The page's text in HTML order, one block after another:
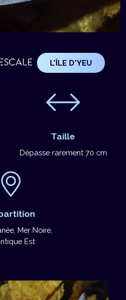
L'ÎLE D'YEU
Taille
Dépasse rarement 70 cm
Mer Noire,
Est